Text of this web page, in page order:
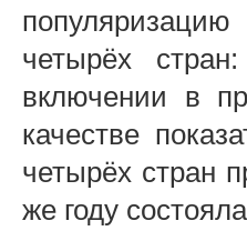
четырёх
включении в
качестве
четырёх стран
же году